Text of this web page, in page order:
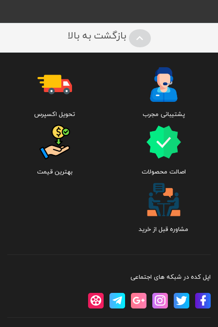
ظرفیت حافظه :‌
بازگشت به بالا
پشتیبانی مجرب تحویل اکسپرس
اصالت محصولات بهترین قیمت
مشاوره قبل از خرید
اپل کده در شبکه های اجتماعی